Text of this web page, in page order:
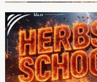
Ich freue mich sehr auf
mein Video so oft ihr
der meine Arbeit freiwillig
weiterhin ermöglicht.
Aufhttps://hallmack.net/
Möglichkeiten mich zu
Hilf mir:https://